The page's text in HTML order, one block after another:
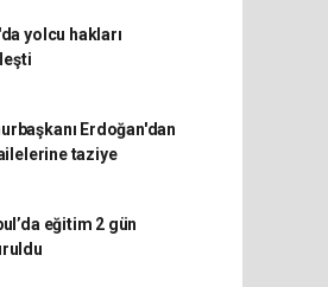
yolcu hakları
Erdoğan'dan
taziye
eğitim 2 gün